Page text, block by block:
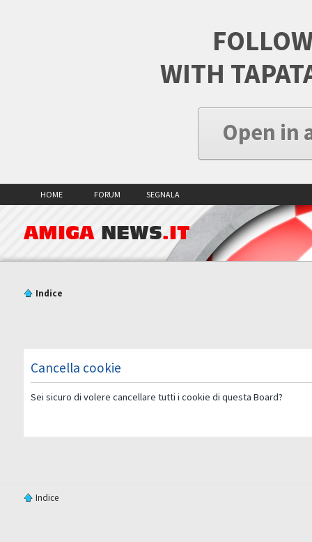
WITH
Open in
HOME FORUM SEGNALA
AMIGA NEWS.IT
Indice
Cancella cookie
Sei sicuro di volere cancellare tutti i cookie di questa Board?
Indice